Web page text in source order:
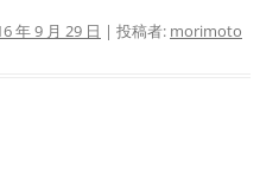
年 9 月 29 日 | 投稿者: morimoto